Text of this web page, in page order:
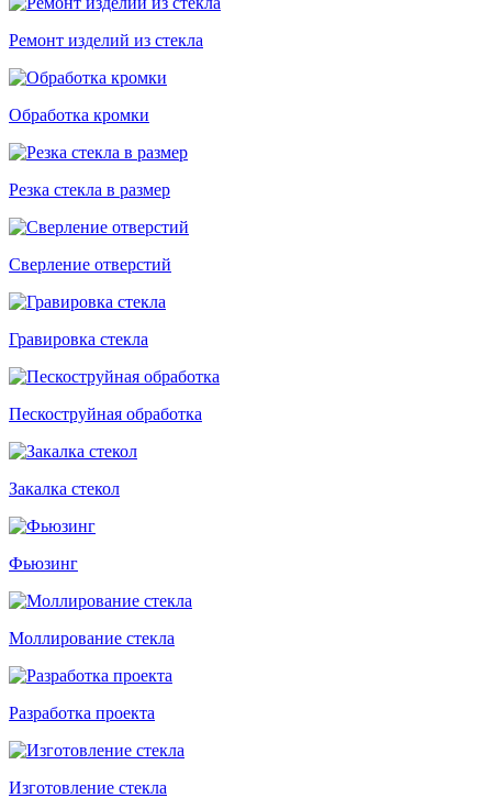
Ремонт изделий из стекла
Обработка кромки
Резка стекла в размер
Сверление отверстий
Гравировка стекла
Пескоструйная обработка
Закалка стекол
Фьюзинг
Моллирование стекла
Разработка проекта
Изготовление стекла